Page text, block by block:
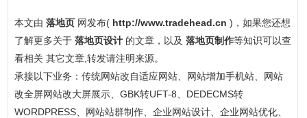
本文由 落地页 网发布( http://www.tradehead.cn )，如果您还想
了解更多关于 落地页设计 的文章，以及 落地页制作等知识可以查
看相关 其它文章,转发请注明来源。
承接以下业务：传统网站改自适应网站、网站增加手机站、网站
改全屏网站改大屏展示、GBK转UFT-8、DEDECMS转
WORDPRESS、网站站群制作、企业网站设计、企业网站优化、